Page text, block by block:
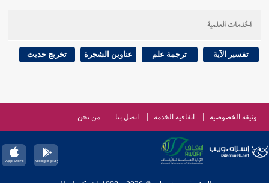
الخدمات العلمية
تفسير الآية ترجمة علم عناوين الشجرة تخريج حديث
وثيقة الخصوصية اتفاقية الخدمة اتصل بنا من نحن